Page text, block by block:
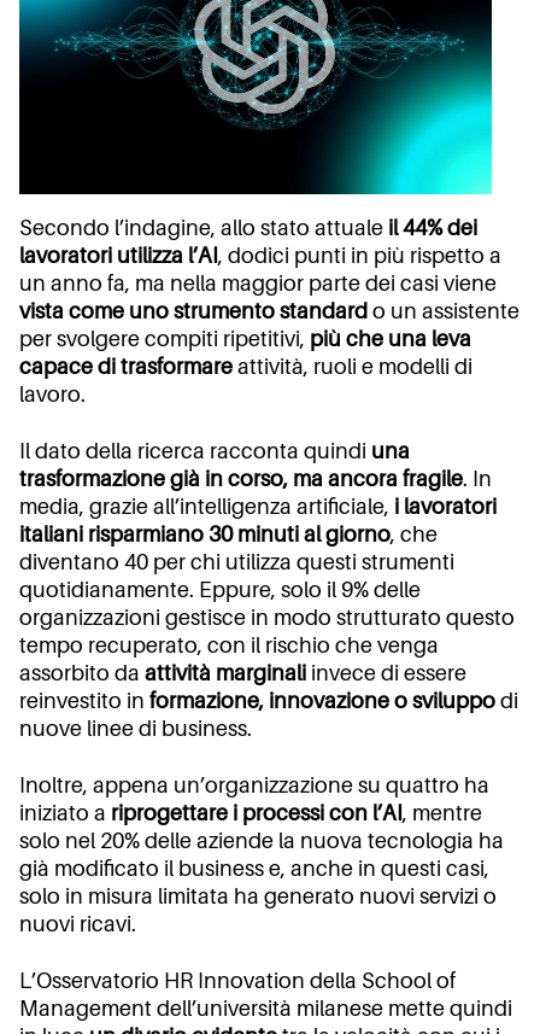
Secondo l’indagine, allo stato attuale il 44% dei
lavoratori utilizza l’AI , dodici punti in più rispetto a
un anno fa, ma nella maggior parte dei casi viene
vista come uno strumento standard o un assistente
per svolgere compiti ripetitivi, più che una leva
capace di trasformare attività, ruoli e modelli di
lavoro.
Il dato della ricerca racconta quindi una
trasformazione già in corso, ma ancora fragile. In
media, grazie all’intelligenza artificiale, i lavoratori
italiani risparmiano 30 minuti al giorno, che
diventano 40 per chi utilizza questi strumenti
quotidianamente. Eppure, solo il 9% delle
organizzazioni gestisce in modo strutturato questo
tempo recuperato, con il rischio che venga
assorbito da attività marginali invece di essere
reinvestito in formazione, innovazione o sviluppo di
nuove linee di business.
Inoltre, appena un’organizzazione su quattro ha
iniziato a riprogettare i processi con l’AI , mentre
solo nel 20% delle aziende la nuova tecnologia ha
già modificato il business e, anche in questi casi,
solo in misura limitata ha generato nuovi servizi o
nuovi ricavi.
L’Osservatorio HR Innovation della School of
Management dell’università milanese mette quindi